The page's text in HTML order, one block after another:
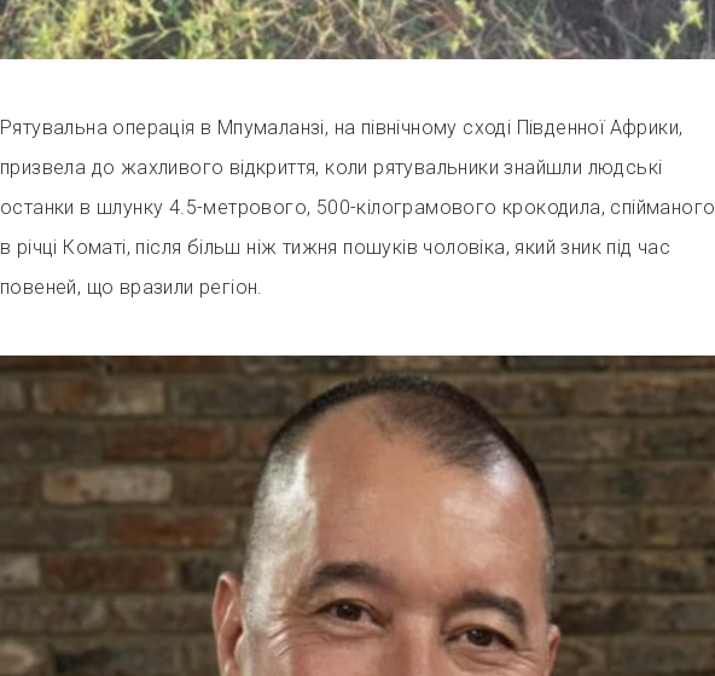
Рятувальна операція в Мпумаланзі, на північному сході Південної Африки,
призвела до жахливого відкриття, коли рятувальники знайшли людські
останки в шлунку 4.5-метрового, 500-кілограмового крокодила, спійманого
в річці Коматі, після більш ніж тижня пошуків чоловіка, який зник під час
повеней, що вразили регіон.